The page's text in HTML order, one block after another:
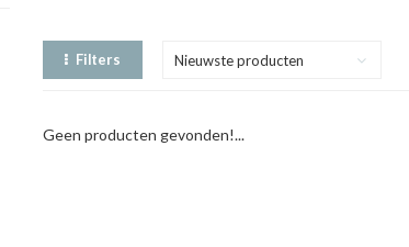
Filters Nieuwste producten
Geen producten gevonden!...